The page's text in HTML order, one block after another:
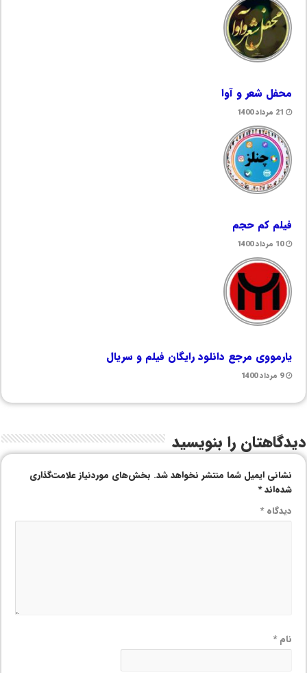
محفل شعر و آوا
21 مرداد 1400
فیلم کم حجم
10 مرداد 1400
یارمووی مرجع دانلود رایگان فیلم و سریال
9 مرداد 1400
دیدگاهتان را بنویسید
نشانی ایمیل شما منتشر نخواهد شد. بخش‌های موردنیاز علامت‌گذاری
شده‌اند*
دیدگاه*
نام*